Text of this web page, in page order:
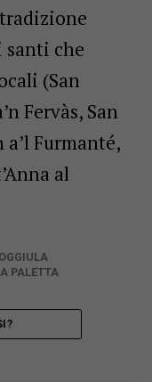
santi che
(San
Fervàs, San
Furmanté,
al
PALETTA